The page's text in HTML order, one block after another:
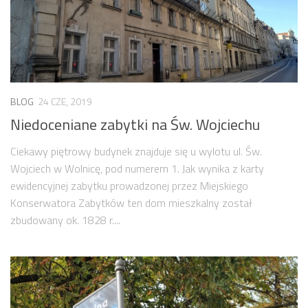
BLOG 24 CZE, 2019
Niedoceniane zabytki na Św. Wojciechu
Ciekawy piętrowy budynek znajduje się u wylotu ul. Św.
Wojciech w Wolnicę, pod numerem 1. Jak wynika z karty
ewidencyjnej zabytku prowadzonej przez Miejskiego
Konserwatora Zabytków ten dom mieszkalny został
zbudowany ok. 1828 r....